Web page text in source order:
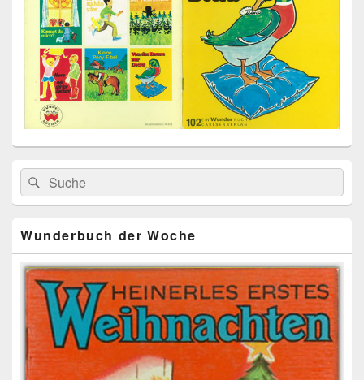
Primärer
Seitenleisten
Widget-
Bereich
Search
for:
Suche
Wunderbuch der Woche